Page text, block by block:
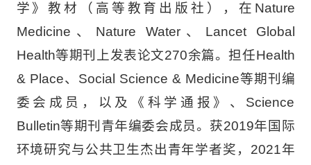
学》教材（高等教育出版社），在Nature
Medicine、Nature Water、Lancet Global
Health等期刊上发表论文270余篇。担任Health
& Place、Social Science & Medicine等期刊编
委会成员，以及《科学通报》、Science
Bulletin等期刊青年编委会成员。获2019年国际
环境研究与公共卫生杰出青年学者奖，2021年